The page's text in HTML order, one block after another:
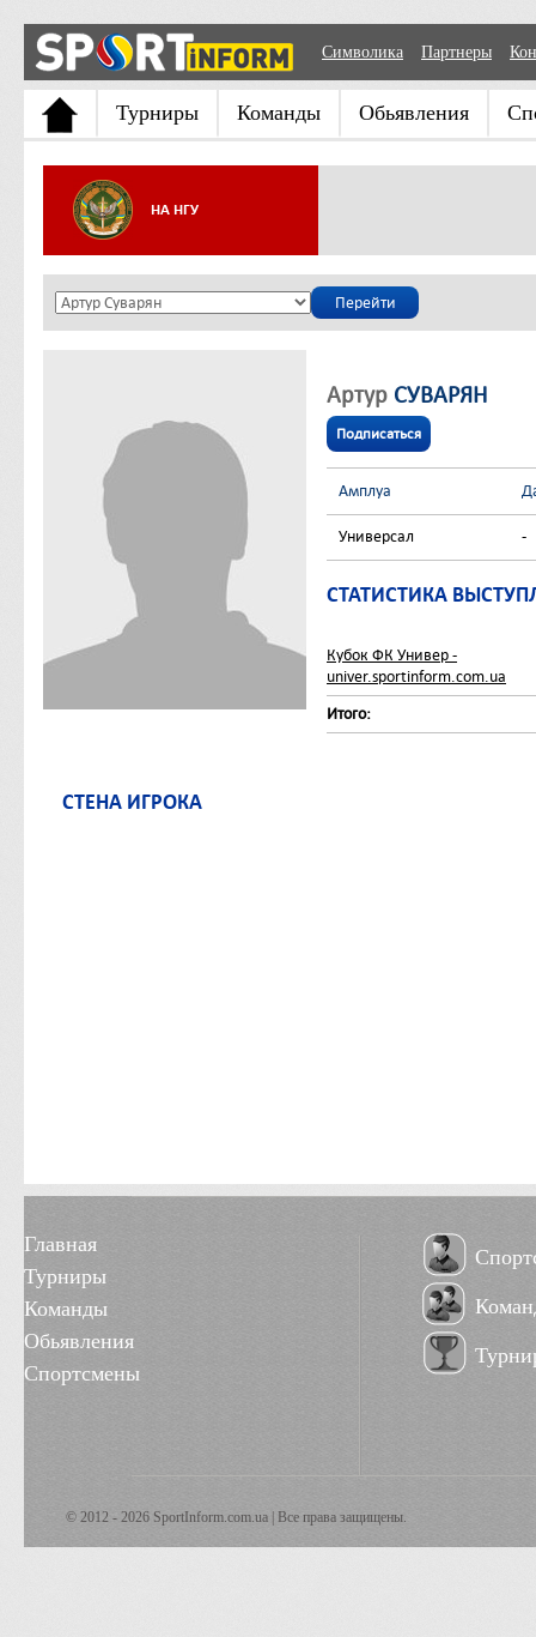
Символика Партнеры
Турниры Команды Обьявления
НА НГУ
Артур СУВАРЯН
Подписаться
Амплуа
Универсал -
СТАТИСТИКА
Кубок ФК Универ -
univer.sportinform.com.ua
Итого:
СТЕНА ИГРОКА
Главная
Турниры
Команды
Обьявления
Спортсмены
© 2012 - 2026 SportInform.com.ua | Все права защищены.